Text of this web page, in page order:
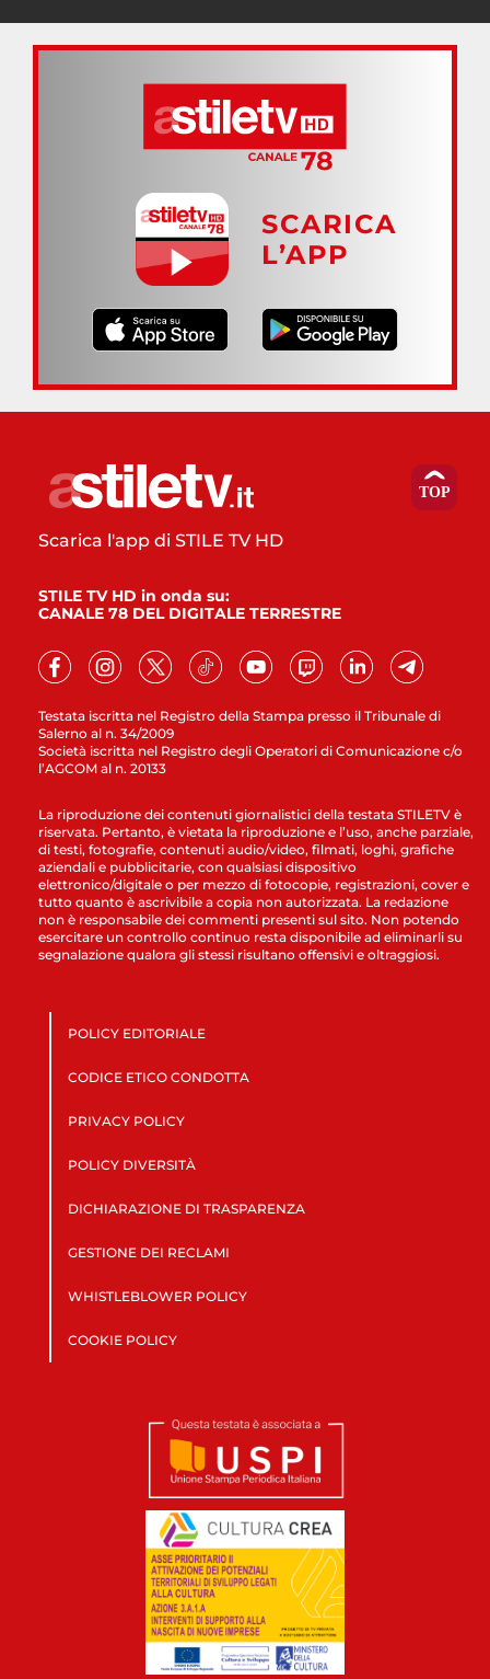
SCARICA
L’APP
Testata iscritta nel Registro della Stampa presso il Tribunale di
Salerno al n. 34/2009
Società iscritta nel Registro degli Operatori di Comunicazione c/o
l’AGCOM al n. 20133
Scarica l'app di STILE TV HD
STILE TV HD in onda su:
CANALE 78 DEL DIGITALE TERRESTRE
La riproduzione dei contenuti giornalistici della testata STILETV è
riservata. Pertanto, è vietata la riproduzione e l’uso, anche parziale,
di testi, fotografie, contenuti audio/video, filmati, loghi, grafiche
aziendali e pubblicitarie, con qualsiasi dispositivo
elettronico/digitale o per mezzo di fotocopie, registrazioni, cover e
tutto quanto è ascrivibile a copia non autorizzata. La redazione
non è responsabile dei commenti presenti sul sito. Non potendo
esercitare un controllo continuo resta disponibile ad eliminarli su
segnalazione qualora gli stessi risultano offensivi e oltraggiosi.
POLICY EDITORIALE
CODICE ETICO CONDOTTA
PRIVACY POLICY
POLICY DIVERSITÀ
DICHIARAZIONE DI TRASPARENZA
GESTIONE DEI RECLAMI
WHISTLEBLOWER POLICY
COOKIE POLICY